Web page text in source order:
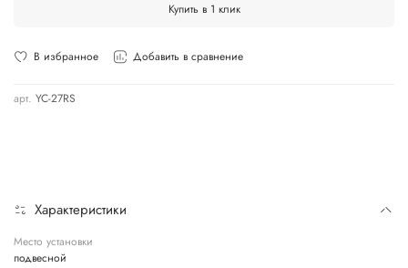
В избранное Добавить в сравнение
арт. YC-27RS
Купить в 1 клик
Характеристики
Место установки
подвесной